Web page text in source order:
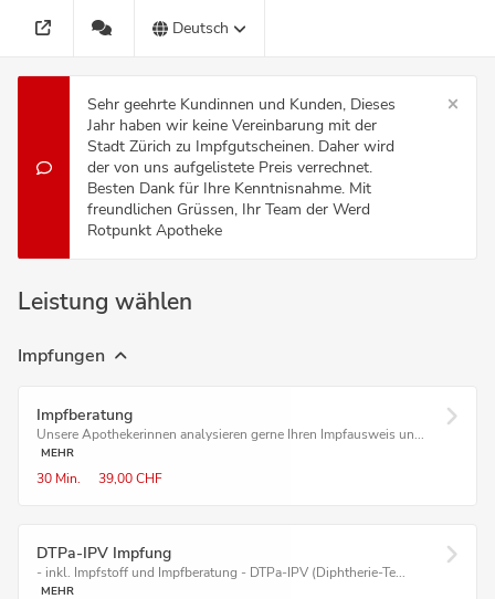
Deutsch
Sehr geehrte Kundinnen und Kunden, Dieses
Jahr haben wir keine Vereinbarung mit der
Stadt Zürich zu Impfgutscheinen. Daher wird
der von uns aufgelistete Preis verrechnet.
Besten Dank für Ihre Kenntnisnahme. Mit
freundlichen Grüssen, Ihr Team der Werd
Rotpunkt Apotheke
Leistung wählen
Impfungen
Impfberatung
Unsere Apothekerinnen analysieren gerne Ihren Impfausweis un...
MEHR
30 Min. 39,00 CHF
DTPa-IPV Impfung
- inkl. Impfstoff und Impfberatung - DTPa-IPV (Diphtherie-Te...
MEHR